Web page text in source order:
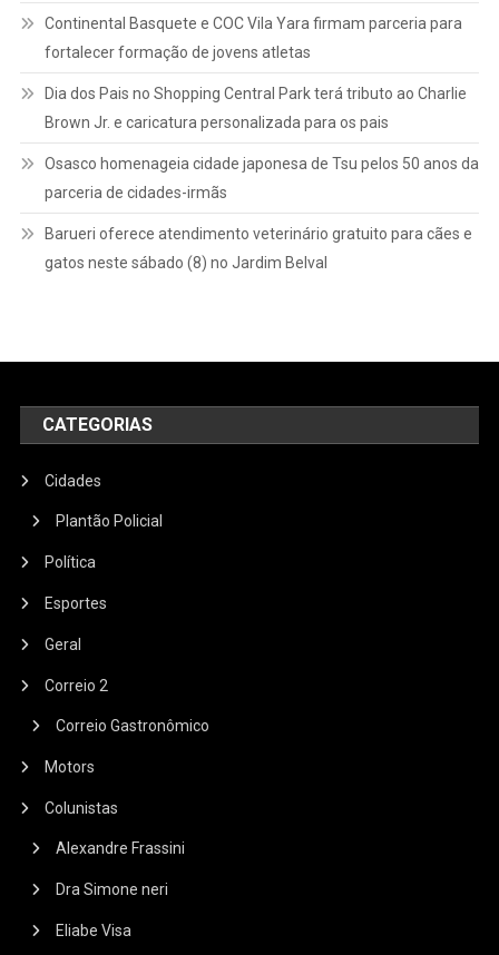
Continental Basquete e COC Vila Yara firmam parceria para
fortalecer formação de jovens atletas
Dia dos Pais no Shopping Central Park terá tributo ao Charlie
Brown Jr. e caricatura personalizada para os pais
Osasco homenageia cidade japonesa de Tsu pelos 50 anos da
parceria de cidades-irmãs
Barueri oferece atendimento veterinário gratuito para cães e
gatos neste sábado (8) no Jardim Belval
CATEGORIAS
Cidades
Plantão Policial
Política
Esportes
Geral
Correio 2
Correio Gastronômico
Motors
Colunistas
Alexandre Frassini
Dra Simone neri
Eliabe Visa